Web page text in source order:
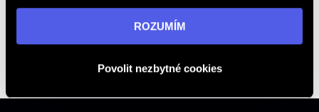
informací navštivte naši stránkuzásadách ochrany
ROZUMÍM
Povolit nezbytné cookies
+420 222 367 900